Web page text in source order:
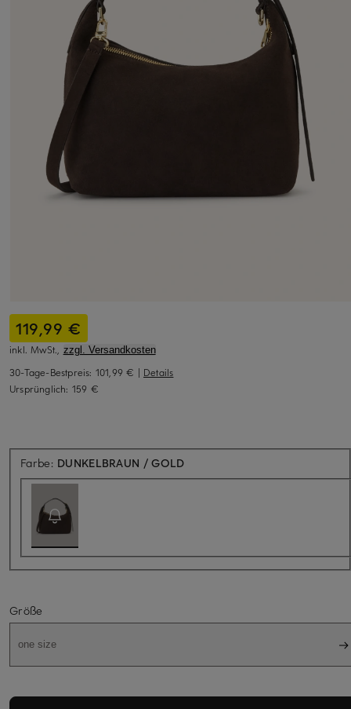
119,99 €
inkl. MwSt., zzgl. Versandkosten
30-Tage-Bestpreis: 101,99 € | Details
Ursprünglich: 159 €
Farbe: DUNKELBRAUN / GOLDAktuell nicht verfügbar
Größe
one size